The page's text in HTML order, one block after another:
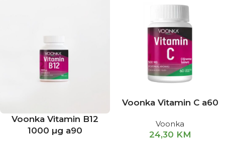
Voonka Vitamin B12
1000 µg a90
Voonka Vitamin C a60
Voonka
24,30 KM